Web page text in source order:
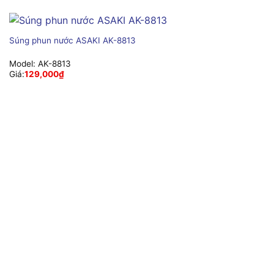
Súng phun nước ASAKI AK-8813
Model: AK-8813
Giá:129,000₫